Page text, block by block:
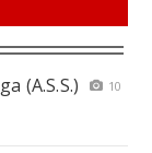
(A.S.S.)
10